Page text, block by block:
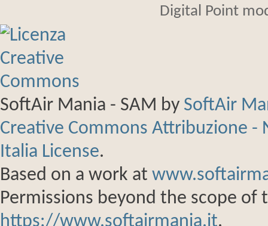
Digital Point
SoftAir Mania - SAM by SoftAir
Creative Commons Attribuzione
Italia License.
Based on a work at
Permissions beyond the scope of
https://www.softairmania.it.